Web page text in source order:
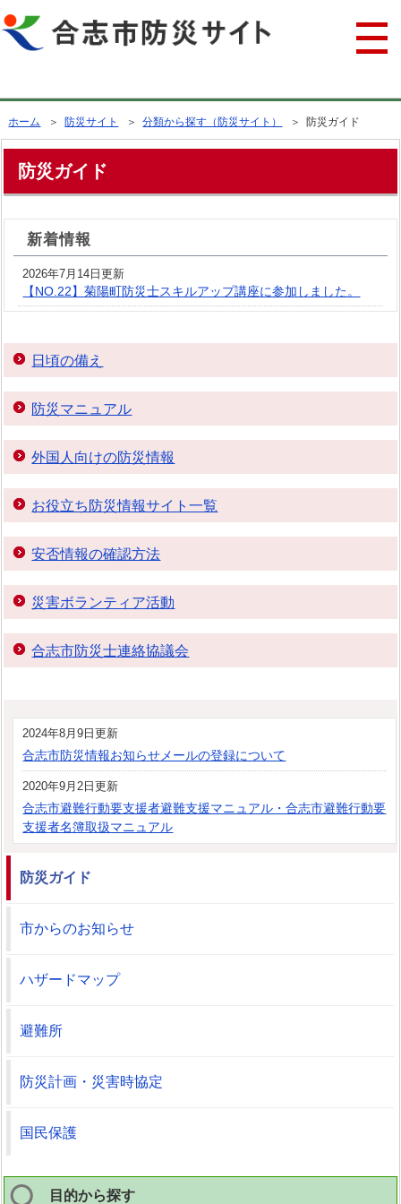
ホーム ＞ 防災サイト ＞分類から探す（防災サイト） ＞ 防災ガイド
防災ガイド
新着情報
2026年7月14日更新
【NO.22】菊陽町防災士スキルアップ講座に参加しました。
日頃の備え
防災マニュアル
外国人向けの防災情報
お役立ち防災情報サイト一覧
安否情報の確認方法
災害ボランティア活動
合志市防災士連絡協議会
2024年8月9日更新
合志市防災情報お知らせメールの登録について
2020年9月2日更新
合志市避難行動要支援者避難支援マニュアル・合志市避難行動要
支援者名簿取扱マニュアル
防災ガイド
市からのお知らせ
ハザードマップ
避難所
防災計画・災害時協定
国民保護
目的から探す